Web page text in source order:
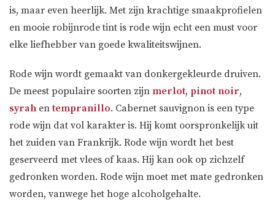
is, maar even heerlijk. Met zijn krachtige smaakprofielen
en mooie robijnrode tint is rode wijn echt een must voor
elke liefhebber van goede kwaliteitswijnen.
Rode wijn wordt gemaakt van donkergekleurde druiven.
De meest populaire soorten zijn merlot, pinot noir,
syrah entempranillo. Cabernet sauvignon is een type
rode wijn dat vol karakter is. Hij komt oorspronkelijk uit
het zuiden van Frankrijk. Rode wijn wordt het best
geserveerd met vlees of kaas. Hij kan ook op zichzelf
gedronken worden. Rode wijn moet met mate gedronken
worden, vanwege het hoge alcoholgehalte.